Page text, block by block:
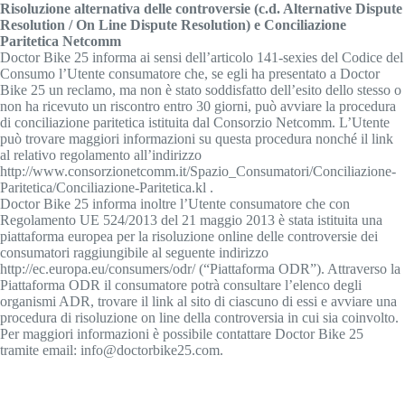
Risoluzione alternativa delle controversie (c.d. Alternative Dispute
Resolution / On Line Dispute Resolution) e Conciliazione
Paritetica Netcomm
Doctor Bike 25 informa ai sensi dell’articolo 141-sexies del Codice del
Consumo l’Utente consumatore che, se egli ha presentato a Doctor
Bike 25 un reclamo, ma non è stato soddisfatto dell’esito dello stesso o
non ha ricevuto un riscontro entro 30 giorni, può avviare la procedura
di conciliazione paritetica istituita dal Consorzio Netcomm. L’Utente
può trovare maggiori informazioni su questa procedura nonché il link
al relativo regolamento all’indirizzo
http://www.consorzionetcomm.it/Spazio_Consumatori/Conciliazione-
Paritetica/Conciliazione-Paritetica.kl .
Doctor Bike 25 informa inoltre l’Utente consumatore che con
Regolamento UE 524/2013 del 21 maggio 2013 è stata istituita una
piattaforma europea per la risoluzione online delle controversie dei
consumatori raggiungibile al seguente indirizzo
http://ec.europa.eu/consumers/odr/ (“Piattaforma ODR”). Attraverso la
Piattaforma ODR il consumatore potrà consultare l’elenco degli
organismi ADR, trovare il link al sito di ciascuno di essi e avviare una
procedura di risoluzione on line della controversia in cui sia coinvolto.
Per maggiori informazioni è possibile contattare Doctor Bike 25
tramite email: info@doctorbike25.com.